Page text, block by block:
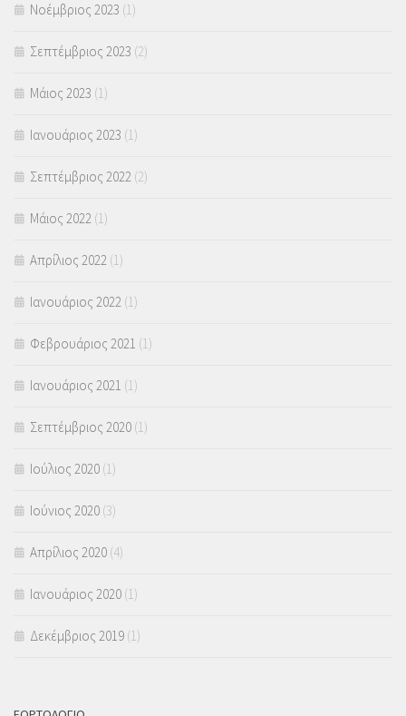
Νοέμβριος 2023 (1)
Σεπτέμβριος 2023 (2)
Μάιος 2023 (1)
Ιανουάριος 2023 (1)
Σεπτέμβριος 2022 (2)
Μάιος 2022 (1)
Απρίλιος 2022 (1)
Ιανουάριος 2022 (1)
Φεβρουάριος 2021 (1)
Ιανουάριος 2021 (1)
Σεπτέμβριος 2020 (1)
Ιούλιος 2020 (1)
Ιούνιος 2020 (3)
Απρίλιος 2020 (4)
Ιανουάριος 2020 (1)
Δεκέμβριος 2019 (1)